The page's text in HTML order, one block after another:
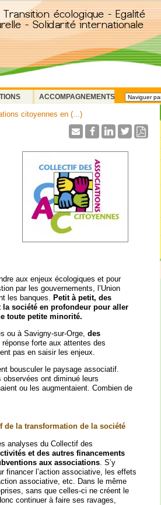
ACCOMPAGNEMENTS
citoyennes en (...)
aux enjeux écologiques et pour
par les gouvernements, l’Union
les banques. Petit à petit, des
société en profondeur pour aller
toute petite minorité.
ou à Savigny-sur-Orge, des
forte aux attentes des
pas en saisir les enjeux.
bousculer le paysage associatif.
ont diminué leurs
ou les augmentaient. Combien de
de la transformation de la société
analyses du Collectif des
et des autres financements
aux associations . S’y
financer l’action associative, les effets
associative, etc. Dans le même
sans que celles-ci ne créent le
continuer à faire ses ravages,